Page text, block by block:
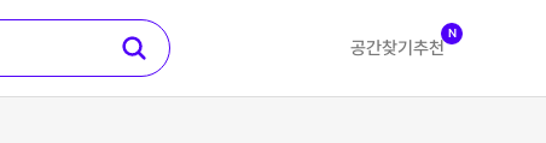
공간찾기 추천
N